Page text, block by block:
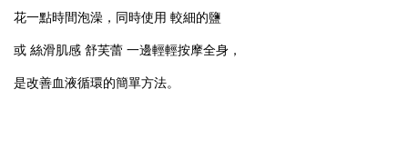
花一點時間泡澡，同時使用 較細的鹽
或 絲滑肌感 舒芙蕾 一邊輕輕按摩全身，
是改善血液循環的簡單方法。